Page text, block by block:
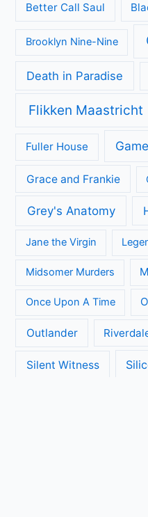
Better Call Saul
Brooklyn Nine-Nine
Death in Paradise
Flikken Maastricht
Fuller House
Grace and Frankie
Grey's Anatomy
Jane the Virgin
Midsomer Murders
Once Upon A Time
Outlander
Silent Witness